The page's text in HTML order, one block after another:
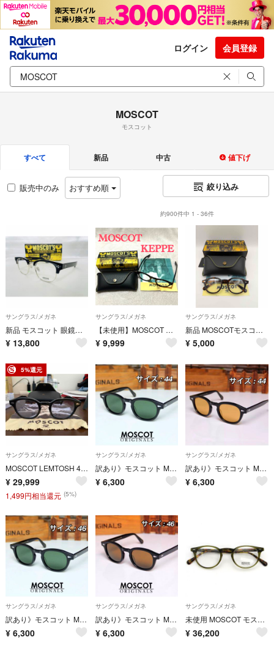
ログイン 会員登録
MOSCOT
モスコット
すべて 新品 中古 値下げ
販売中のみ おすすめ順 絞り込み
約900件中 1 - 36件
サングラス/メガネ
新品 モスコット 眼鏡フレーム MOSCOT TINIF BLACK/SILVER ブロウタイプ 菊池風磨 人気モデル
¥ 13,800
サングラス/メガネ
【未使用】MOSCOT モスコット KEPPE ブラック サイズ48
¥ 9,999
サングラス/メガネ
新品 MOSCOTモスコット LEMTOSH レムトッシュ アジアンフィット サングラス 川口春奈 人気モデル
¥ 5,000
5%還元
サングラス/メガネ
MOSCOT LEMTOSH 46 BLACK 調光レンズ 度なし ケース付 美品 モスコット レムトッシュ レンズカラー青
¥ 29,999
1,499円相当還元 (5%)
サングラス/メガネ
訳あり》モスコット MOSCOT LEMTOSH サングラス Dグリーン 44
¥ 6,300
サングラス/メガネ
訳あり》モスコット MOSCOT LEMTOSH サングラス Lブラウン44
¥ 6,300
サングラス/メガネ
訳あり》モスコット MOSCOT LEMTOSH サングラス Dグリーン 46
¥ 6,300
サングラス/メガネ
訳あり》モスコット MOSCOT LEMTOSH サングラス ブラウン46
¥ 6,300
サングラス/メガネ
未使用 MOSCOT モスコット メガネフレーム FRANKIE 45 中国製 フランキー ラウンド/オーバル OLIVE/TORTOISE 54001289
¥ 36,200